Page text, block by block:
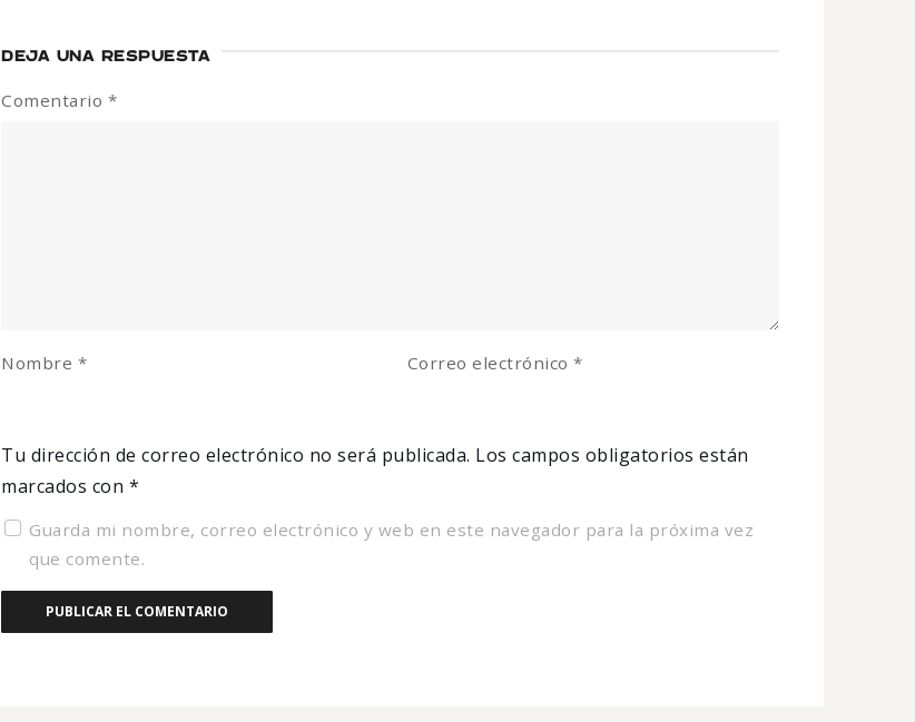
DEJA UNA RESPUESTA
Tu dirección de correo electrónico no será publicada. Los campos obligatorios están
marcados con *
Comentario *
Nombre * Correo electrónico*
Guarda mi nombre, correo electrónico y web en este navegador para la próxima vez
que comente.